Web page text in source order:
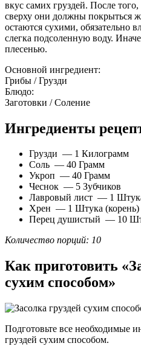
вкус самих груздей. После того,
сверху они должны покрыться
остаются сухими, обязательно
слегка подсоленную воду.
плесенью.
Основной ингредиент:
Грибы / Грузди
Блюдо:
Заготовки / Соление
Ингредиенты
Грузди — 1 Килограмм
Соль — 40 Грамм
Укроп — 40 Грамм
Чеснок — 5 Зубчиков
Лавровый лист — 1
Хрен — 1 Штука (корень)
Перец душистый — 10
Количество порций: 10
Как приготовить
сухим способом»
Подготовьте все необходимые
груздей сухим способом.